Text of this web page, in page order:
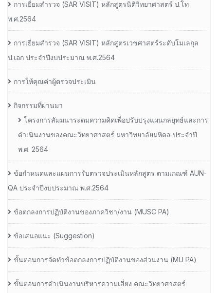
การเยี่ยมสํารวจ (SAR VISIT) หลักสูตรนิติวิทยาศาสตร์ ป.โท
พ.ศ.2564
การเยี่ยมสํารวจ (SAR VISIT) หลักสูตรเวชศาสตร์ระดับโมเลกุล
ป.เอก ประจําปีงบประมาณ พ.ศ.2564
การให้คุณค่าผู้ตรวจประเมิน
กิจกรรมที่ผ่านมา
โครงการสัมมนาระดมความคิดเพื่อปรับปรุงแผนกลยุทธ์และการ
ดำเนินงานของคณะวิทยาศาสตร์ มหาวิทยาลัยมหิดล ประจำปี
พ.ศ. 2564
ข้อกำหนดและแผนการรับตรวจประเมินหลักสูตร ตามเกณฑ์ AUN-
QA ประจำปีงบประมาณ พ.ศ.2564
ข้อตกลงการปฏิบัติงานของภาควิชา/งาน (MUSC PA)
ข้อเสนอแนะ (Suggestion)
ขั้นตอนการจัดทำข้อตกลงการปฏิบัติงานของส่วนงาน (MU PA)
ขั้นตอนการดำเนินงานบริหารความเสี่ยง คณะวิทยาศาสตร์